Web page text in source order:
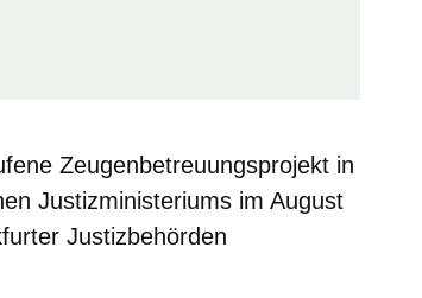
Zeugenbetreuungsprojekt in
Justizministeriums im August
Justizbehörden